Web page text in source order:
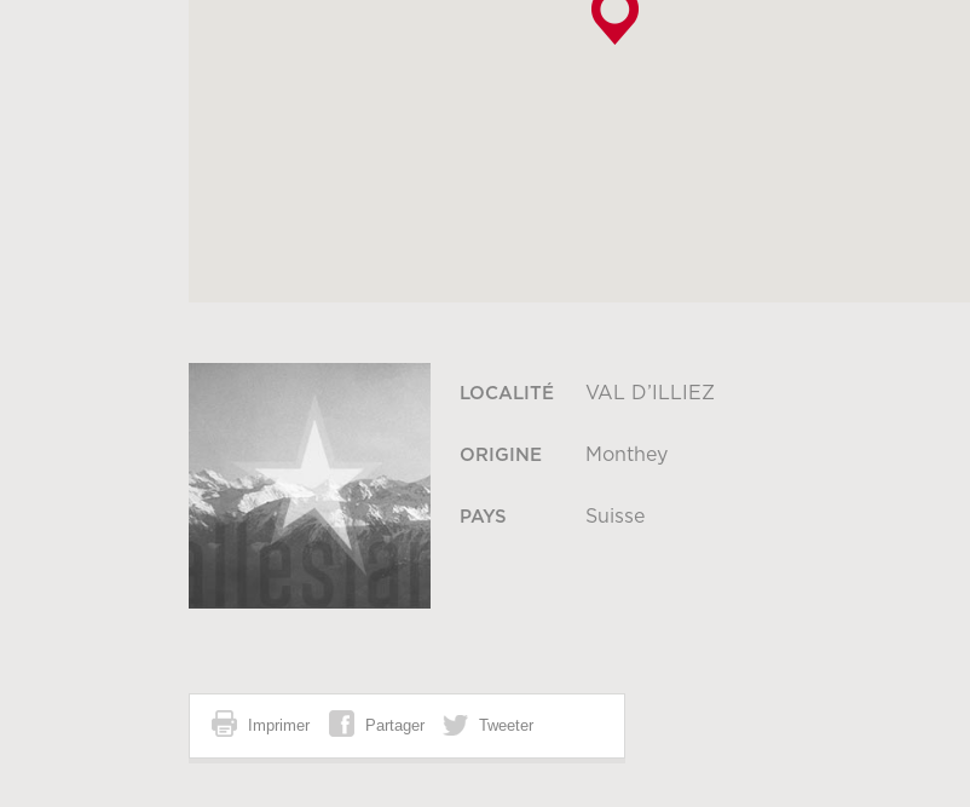
LOCALITÉ VAL D’ILLIEZ
ORIGINE Monthey
PAYS Suisse
Imprimer Partager Tweeter